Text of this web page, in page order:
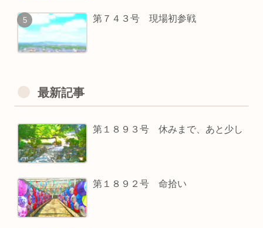
第７４３号 現場初参戦
最新記事
第１８９３号 休みまで、あと少し
第１８９２号 命拾い